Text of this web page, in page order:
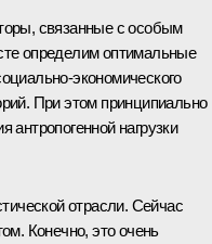
связанные с особым
определим оптимальные
экономического
При этом принципиально
антропогенной нагрузки
отрасли. Сейчас
Конечно, это очень